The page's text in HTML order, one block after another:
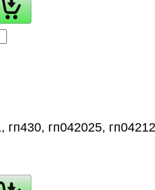
гп430, гп042025,